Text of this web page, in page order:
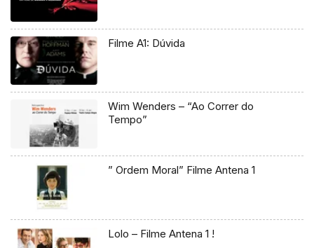
Filme A1: Dúvida
Wim Wenders – “Ao Correr do
Tempo”
” Ordem Moral” Filme Antena 1
Lolo – Filme Antena 1 !